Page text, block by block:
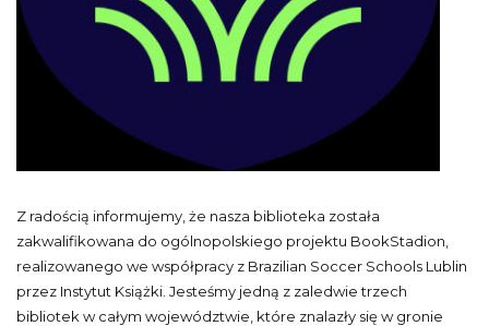
Z radością informujemy, że nasza biblioteka została
zakwalifikowana do ogólnopolskiego projektu BookStadion,
realizowanego we współpracy z Brazilian Soccer Schools Lublin
przez Instytut Książki. Jesteśmy jedną z zaledwie trzech
bibliotek w całym województwie, które znalazły się w gronie